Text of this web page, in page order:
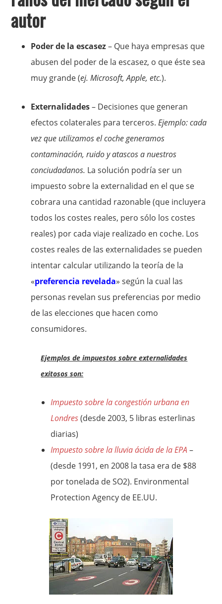
autor
Poder de la escasez– Que haya empresas que
abusen del poder de la escasez, o que éste sea
muy grande (ej. Microsoft, Apple, etc.).
Externalidades– Decisiones que generan
efectos colaterales para terceros.Ejemplo: cada
vez que utilizamos el coche generamos
contaminación, ruido y atascos a nuestros
conciudadanos. La solución podría ser un
impuesto sobre la externalidad en el que se
cobrara una cantidad razonable (que incluyera
todos los costes reales, pero sólo los costes
reales) por cada viaje realizado en coche. Los
costes reales de las externalidades se pueden
intentar calcular utilizando la teoría de la
«preferencia revelada» según la cual las
personas revelan sus preferencias por medio
de las elecciones que hacen como
consumidores.
Ejemplos de impuestos sobre externalidades
exitosos son:
Impuesto sobre la congestión urbana en
Londres(desde 2003, 5 libras esterlinas
diarias)
Impuesto sobre la lluvia ácida de la EPA –
(desde 1991, en 2008 la tasa era de $88
por tonelada de SO2). Environmental
Protection Agency de EE.UU.